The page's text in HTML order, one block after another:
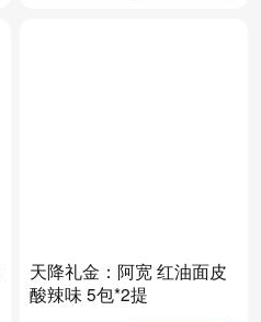
天降礼金：阿宽 红油面皮
酸辣味 5包*2提